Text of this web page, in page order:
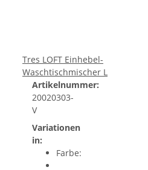
Tres LOFT Einhebel-
Waschtischmischer L
Artikelnummer:
20020303-
V
Variationen
in:
Farbe: